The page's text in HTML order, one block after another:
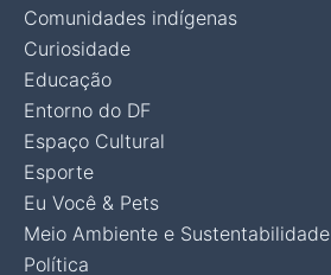
Comunidades indígenas
Curiosidade
Educação
Entorno do DF
Espaço Cultural
Esporte
Eu Você & Pets
Meio Ambiente e Sustentabilidade
Política